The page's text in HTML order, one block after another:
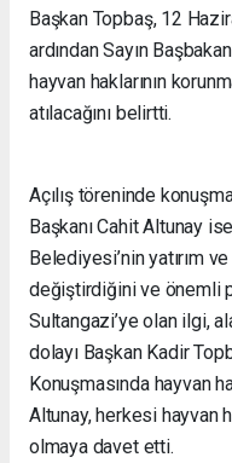
Başkan Topbaş, 12
ardından Sayın
hayvan haklarının
atılacağını belirtti.
Açılış töreninde
Başkanı Cahit Altunay
Belediyesi’nin yatırım
değiştirdiğini ve önemli
Sultangazi’ye olan ilgi,
dolayı Başkan Kadir
Konuşmasında hayvan
Altunay, herkesi hayvan
olmaya davet etti.